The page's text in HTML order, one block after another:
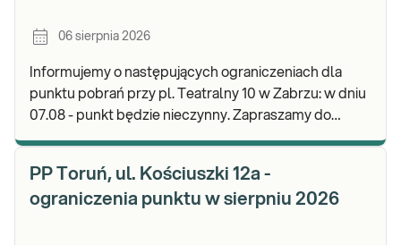
06 sierpnia 2026
Informujemy o następujących ograniczeniach dla
punktu pobrań przy pl. Teatralny 10 w Zabrzu: w dniu
07.08 - punkt będzie nieczynny. Zapraszamy do
PP Toruń, ul. Kościuszki 12a -
ograniczenia punktu w sierpniu 2026